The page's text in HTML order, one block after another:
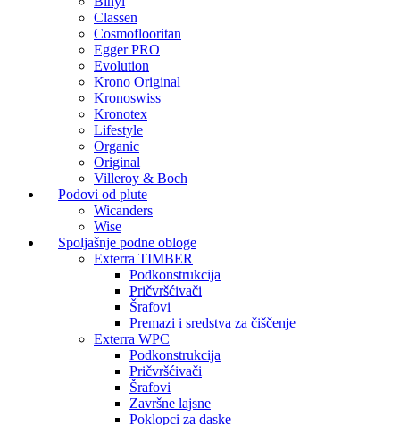
Classen
Cosmoflooritan
Egger PRO
Evolution
Krono Original
Kronoswiss
Kronotex
Lifestyle
Organic
Original
Villeroy & Boch
Podovi od plute
Wicanders
Wise
Spoljašnje podne obloge
Exterra TIMBER
Podkonstrukcija
Pričvršćivači
Šrafovi
Premazi i sredstva za čiščenje
Exterra WPC
Podkonstrukcija
Pričvršćivači
Šrafovi
Završne lajsne
Poklopci za daske